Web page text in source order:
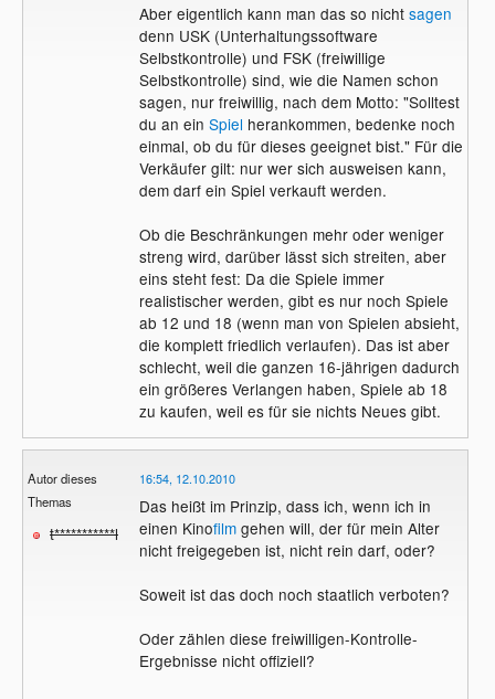
Aber eigentlich kann man das so nicht sagen
denn USK (Unterhaltungssoftware
Selbstkontrolle) und FSK (freiwillige
Selbstkontrolle) sind, wie die Namen schon
sagen, nur freiwillig, nach dem Motto: "Solltest
du an ein Spiel herankommen, bedenke noch
einmal, ob du für dieses geeignet bist." Für die
Verkäufer gilt: nur wer sich ausweisen kann,
dem darf ein Spiel verkauft werden.
Ob die Beschränkungen mehr oder weniger
streng wird, darüber lässt sich streiten, aber
eins steht fest: Da die Spiele immer
realistischer werden, gibt es nur noch Spiele
ab 12 und 18 (wenn man von Spielen absieht,
die komplett friedlich verlaufen). Das ist aber
schlecht, weil die ganzen 16-jährigen dadurch
ein größeres Verlangen haben, Spiele ab 18
zu kaufen, weil es für sie nichts Neues gibt.
Autor dieses
Themas
t***********l
16:54, 12.10.2010
Das heißt im Prinzip, dass ich, wenn ich in
einen Kinofilmgehen will, der für mein Alter
nicht freigegeben ist, nicht rein darf, oder?
Soweit ist das doch noch staatlich verboten?
Oder zählen diese freiwilligen-Kontrolle-
Ergebnisse nicht offiziell?